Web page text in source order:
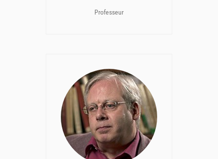
Professeur